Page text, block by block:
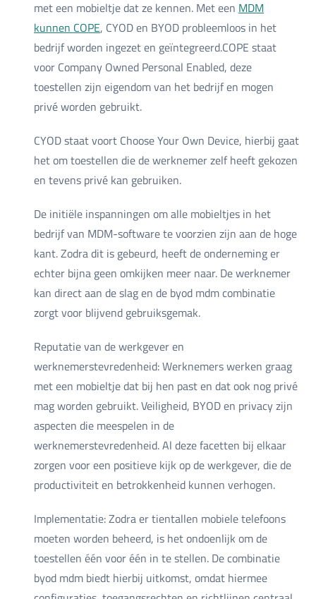
met een mobieltje dat ze kennen. Met een MDM
kunnen COPE, CYOD en BYOD probleemloos in het
bedrijf worden ingezet en geïntegreerd.COPE staat
voor Company Owned Personal Enabled, deze
toestellen zijn eigendom van het bedrijf en mogen
privé worden gebruikt.
CYOD staat voort Choose Your Own Device, hierbij gaat
het om toestellen die de werknemer zelf heeft gekozen
en tevens privé kan gebruiken.
De initiële inspanningen om alle mobieltjes in het
bedrijf van MDM-software te voorzien zijn aan de hoge
kant. Zodra dit is gebeurd, heeft de onderneming er
echter bijna geen omkijken meer naar. De werknemer
kan direct aan de slag en de byod mdm combinatie
zorgt voor blijvend gebruiksgemak.
Reputatie van de werkgever en
werknemerstevredenheid: Werknemers werken graag
met een mobieltje dat bij hen past en dat ook nog privé
mag worden gebruikt. Veiligheid, BYOD en privacy zijn
aspecten die meespelen in de
werknemerstevredenheid. Al deze facetten bij elkaar
zorgen voor een positieve kijk op de werkgever, die de
productiviteit en betrokkenheid kunnen verhogen.
Implementatie: Zodra er tientallen mobiele telefoons
moeten worden beheerd, is het ondoenlijk om de
toestellen één voor één in te stellen. De combinatie
byod mdm biedt hierbij uitkomst, omdat hiermee